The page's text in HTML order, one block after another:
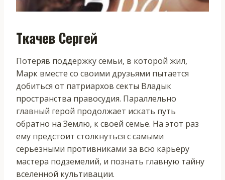
Ткачев Сергей
Потеряв поддержку семьи, в которой жил,
Марк вместе со своими друзьями пытается
добиться от патриархов секты Владык
пространства правосудия. Параллельно
главный герой продолжает искать путь
обратно на Землю, к своей семье. На этот раз
ему предстоит столкнуться с самыми
серьезными противниками за всю карьеру
мастера подземелий, и познать главную тайну
вселенной культивации.